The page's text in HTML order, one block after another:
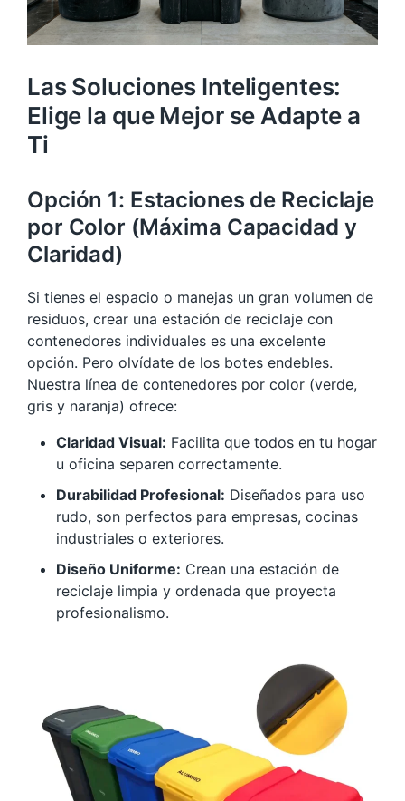
Las Soluciones Inteligentes:
Elige la que Mejor se Adapte a
Ti
Opción 1: Estaciones de Reciclaje
por Color (Máxima Capacidad y
Claridad)
Si tienes el espacio o manejas un gran volumen de
residuos, crear una estación de reciclaje con
contenedores individuales es una excelente
opción. Pero olvídate de los botes endebles.
Nuestra línea de contenedores por color (verde,
gris y naranja) ofrece:
Claridad Visual: Facilita que todos en tu hogar
u oficina separen correctamente.
Durabilidad Profesional: Diseñados para uso
rudo, son perfectos para empresas, cocinas
industriales o exteriores.
Diseño Uniforme: Crean una estación de
reciclaje limpia y ordenada que proyecta
profesionalismo.